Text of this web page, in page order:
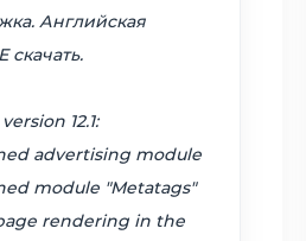
Английская
скачать.
12.1:
advertising module
module "Metatags"
rendering in the